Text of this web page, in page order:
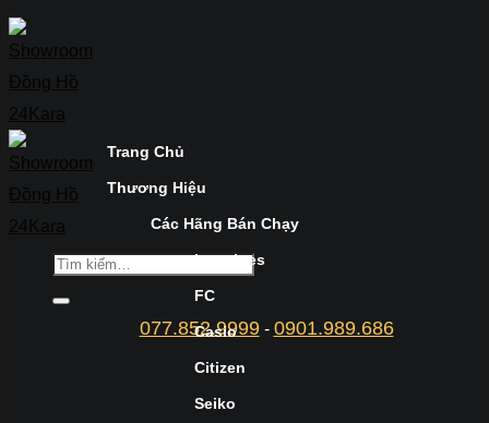
077.852.9999- 0901.989.686
Trang Chủ
Thương Hiệu
Các Hãng Bán Chạy
Longines
FC
Casio
Citizen
Seiko